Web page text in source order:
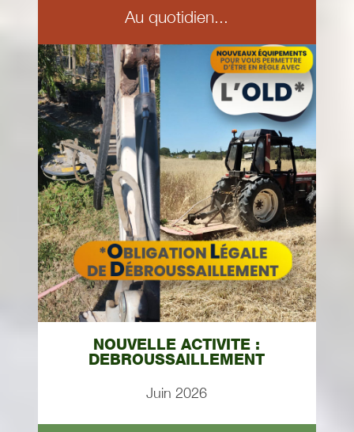
Au quotidien...
NOUVELLE ACTIVITE :
DEBROUSSAILLEMENT
Juin 2026